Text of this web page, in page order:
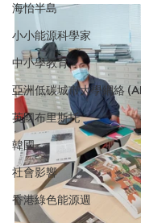
海怡半島
小小能源科學家
中小學教育
亞洲低碳城市大學網絡
英國布里斯托
韓國
社會影響
香港綠色能源週